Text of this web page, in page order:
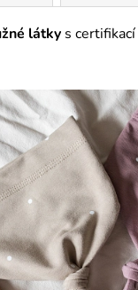
látky s